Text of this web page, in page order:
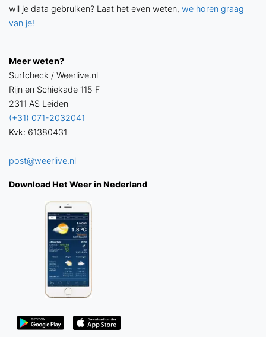
wil je data gebruiken? Laat het even weten, we horen graag
van je!
Meer weten?
Surfcheck / Weerlive.nl
Rijn en Schiekade 115 F
2311 AS Leiden
(+31) 071-2032041
Kvk: 61380431
post@weerlive.nl
Download Het Weer in Nederland